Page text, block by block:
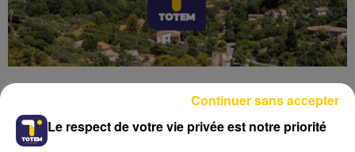
Le respect de votre vie privée est notre priorité
Continuer sans accepter